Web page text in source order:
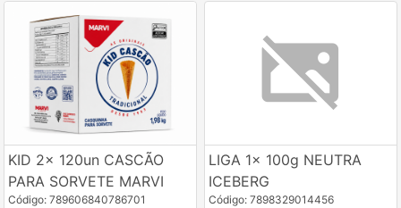
KID 2x 120un CASCÃO
PARA SORVETE MARVI
Código: 789606840786701
LIGA 1x 100g NEUTRA
ICEBERG
Código: 7898329014456